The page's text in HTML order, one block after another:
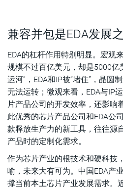
兼容并包是EDA发展
EDA的杠杆作用特别明显。宏观
规模不过百亿美元，却是5000亿
运河”，EDA和IP被“堵住”，晶圆
无法运转；微观来看，EDA与IP
片产品公司的开发效率，还影响
此优秀的芯片产品公司和EDA公
款释放生产力的新工具，往往源
产品时的定制化需求。
作为芯片产业的根技术和硬科技
喻，未来大有可为。中国EDA产
撑当前本土芯片产业发展需求。